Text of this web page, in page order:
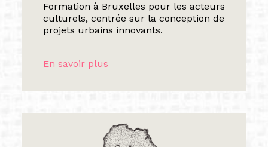
Formation à Bruxelles pour les acteurs
culturels, centrée sur la conception de
projets urbains innovants.
En savoir plus